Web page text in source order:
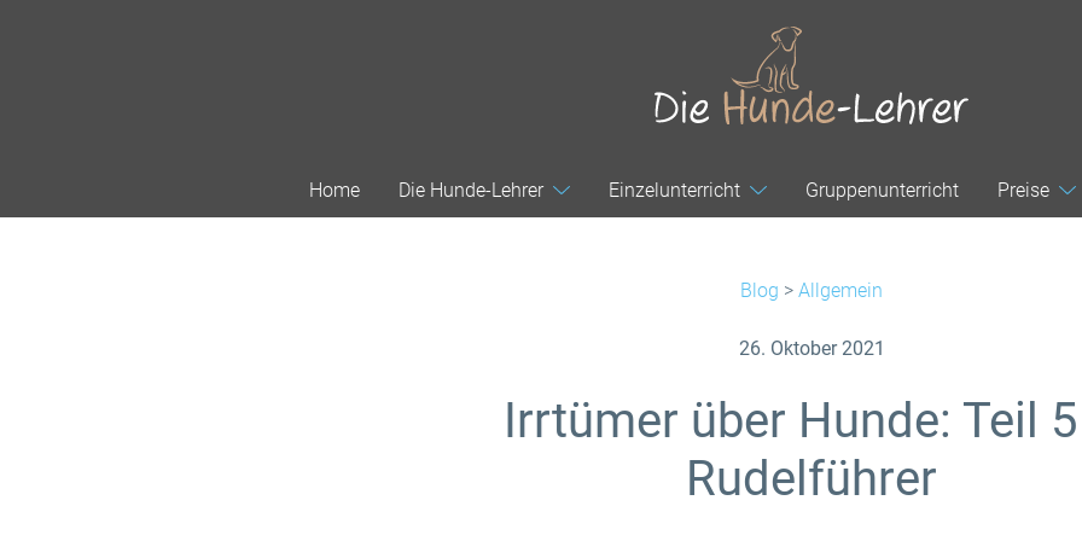
Blog > Allgemein
26. Oktober 2021
Irrtümer über Hunde: Teil
Rudelführer
Home Die Hunde-Lehrer Einzelunterricht Gruppenunterricht Preise